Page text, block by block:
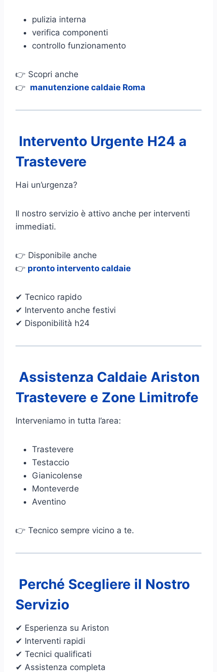
pulizia interna
verifica componenti
controllo funzionamento
👉 Scopri anche
👉 manutenzione caldaie Roma
Intervento Urgente H24 a
Trastevere
Hai un’urgenza?
Il nostro servizio è attivo anche per interventi
immediati.
👉 Disponibile anche
👉 pronto intervento caldaie
✔ Tecnico rapido
✔ Intervento anche festivi
✔ Disponibilità h24
Assistenza Caldaie Ariston
Trastevere e Zone Limitrofe
Interveniamo in tutta l’area:
Trastevere
Testaccio
Gianicolense
Monteverde
Aventino
👉 Tecnico sempre vicino a te.
Perché Scegliere il Nostro
Servizio
✔ Esperienza su Ariston
✔ Interventi rapidi
✔ Tecnici qualificati
✔ Assistenza completa